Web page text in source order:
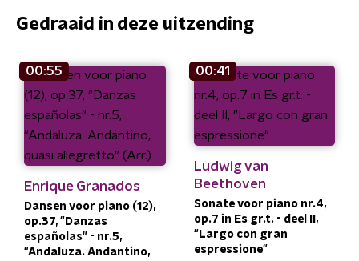
Gedraaid in deze uitzending
00:55
Enrique Granados
Dansen voor piano (12),
op.37, "Danzas
españolas" - nr.5,
"Andaluza. Andantino,
00:41
Ludwig van
Beethoven
Sonate voor piano nr.4,
op.7 in Es gr.t. - deel II,
"Largo con gran
espressione"